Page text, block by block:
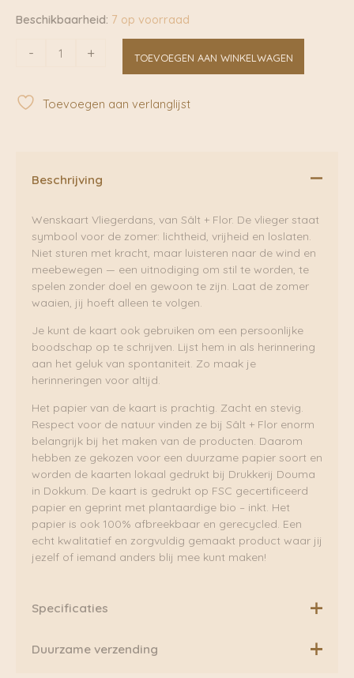
Beschikbaarheid: 7 op voorraad
-
Vliegerdans
+
Flor
+ TOEVOEGEN AAN WINKELWAGEN
Toevoegen aan verlanglijst
Beschrijving
Wenskaart Vliegerdans, van Sâlt + Flor. De vlieger staat
symbool voor de zomer: lichtheid, vrijheid en loslaten.
Niet sturen met kracht, maar luisteren naar de wind en
meebewegen — een uitnodiging om stil te worden, te
spelen zonder doel en gewoon te zijn. Laat de zomer
waaien, jij hoeft alleen te volgen.
Je kunt de kaart ook gebruiken om een persoonlijke
boodschap op te schrijven. Lijst hem in als herinnering
aan het geluk van spontaniteit. Zo maak je
herinneringen voor altijd.
Het papier van de kaart is prachtig. Zacht en stevig.
Respect voor de natuur vinden ze bij Sâlt + Flor enorm
belangrijk bij het maken van de producten. Daarom
hebben ze gekozen voor een duurzame papier soort en
worden de kaarten lokaal gedrukt bij Drukkerij Douma
in Dokkum. De kaart is gedrukt op FSC gecertificeerd
papier en geprint met plantaardige bio – inkt. Het
papier is ook 100% afbreekbaar en gerecycled. Een
echt kwalitatief en zorgvuldig gemaakt product waar jij
jezelf of iemand anders blij mee kunt maken!
Specificaties
Postkaart gedrukt op 350 grams gerecycled en 100%
Duurzame verzending